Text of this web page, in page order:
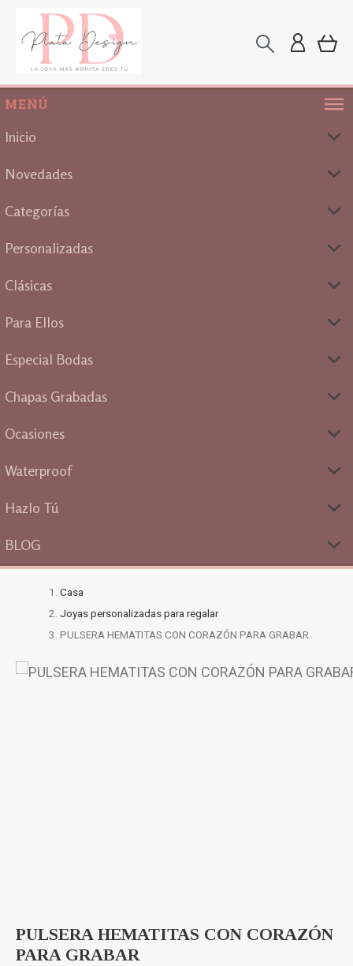
MENÚ
Inicio
Novedades
Categorías
Personalizadas
Clásicas
Para Ellos
Especial Bodas
Chapas Grabadas
Ocasiones
Waterproof
Hazlo Tú
BLOG
Casa
Joyas personalizadas para regalar
PULSERA HEMATITAS CON CORAZÓN PARA GRABAR
PULSERA HEMATITAS CON CORAZÓN
PARA GRABAR